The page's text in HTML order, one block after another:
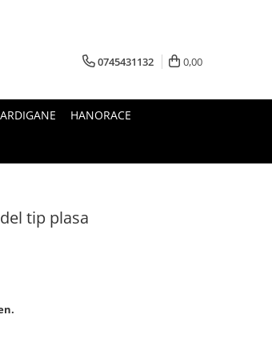
0745431132 0,00
HANORACE
tip plasa